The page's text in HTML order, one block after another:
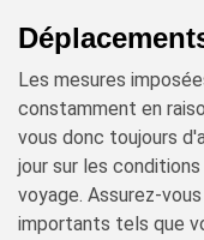
Les mesures
constamment en
vous donc toujours
jour sur les
voyage. Assurez-
importants tels que